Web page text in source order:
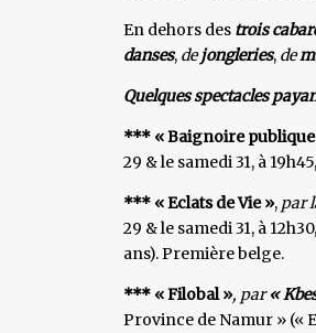
En dehors des trois
danses, dejongleries, de
Quelques spectacles
*** « Baignoire
29 & le samedi 31, à
*** « Eclats de Vie », par
29 & le samedi 31, à
ans). Première belge.
*** « Filobal », par«
Province de Namur » («